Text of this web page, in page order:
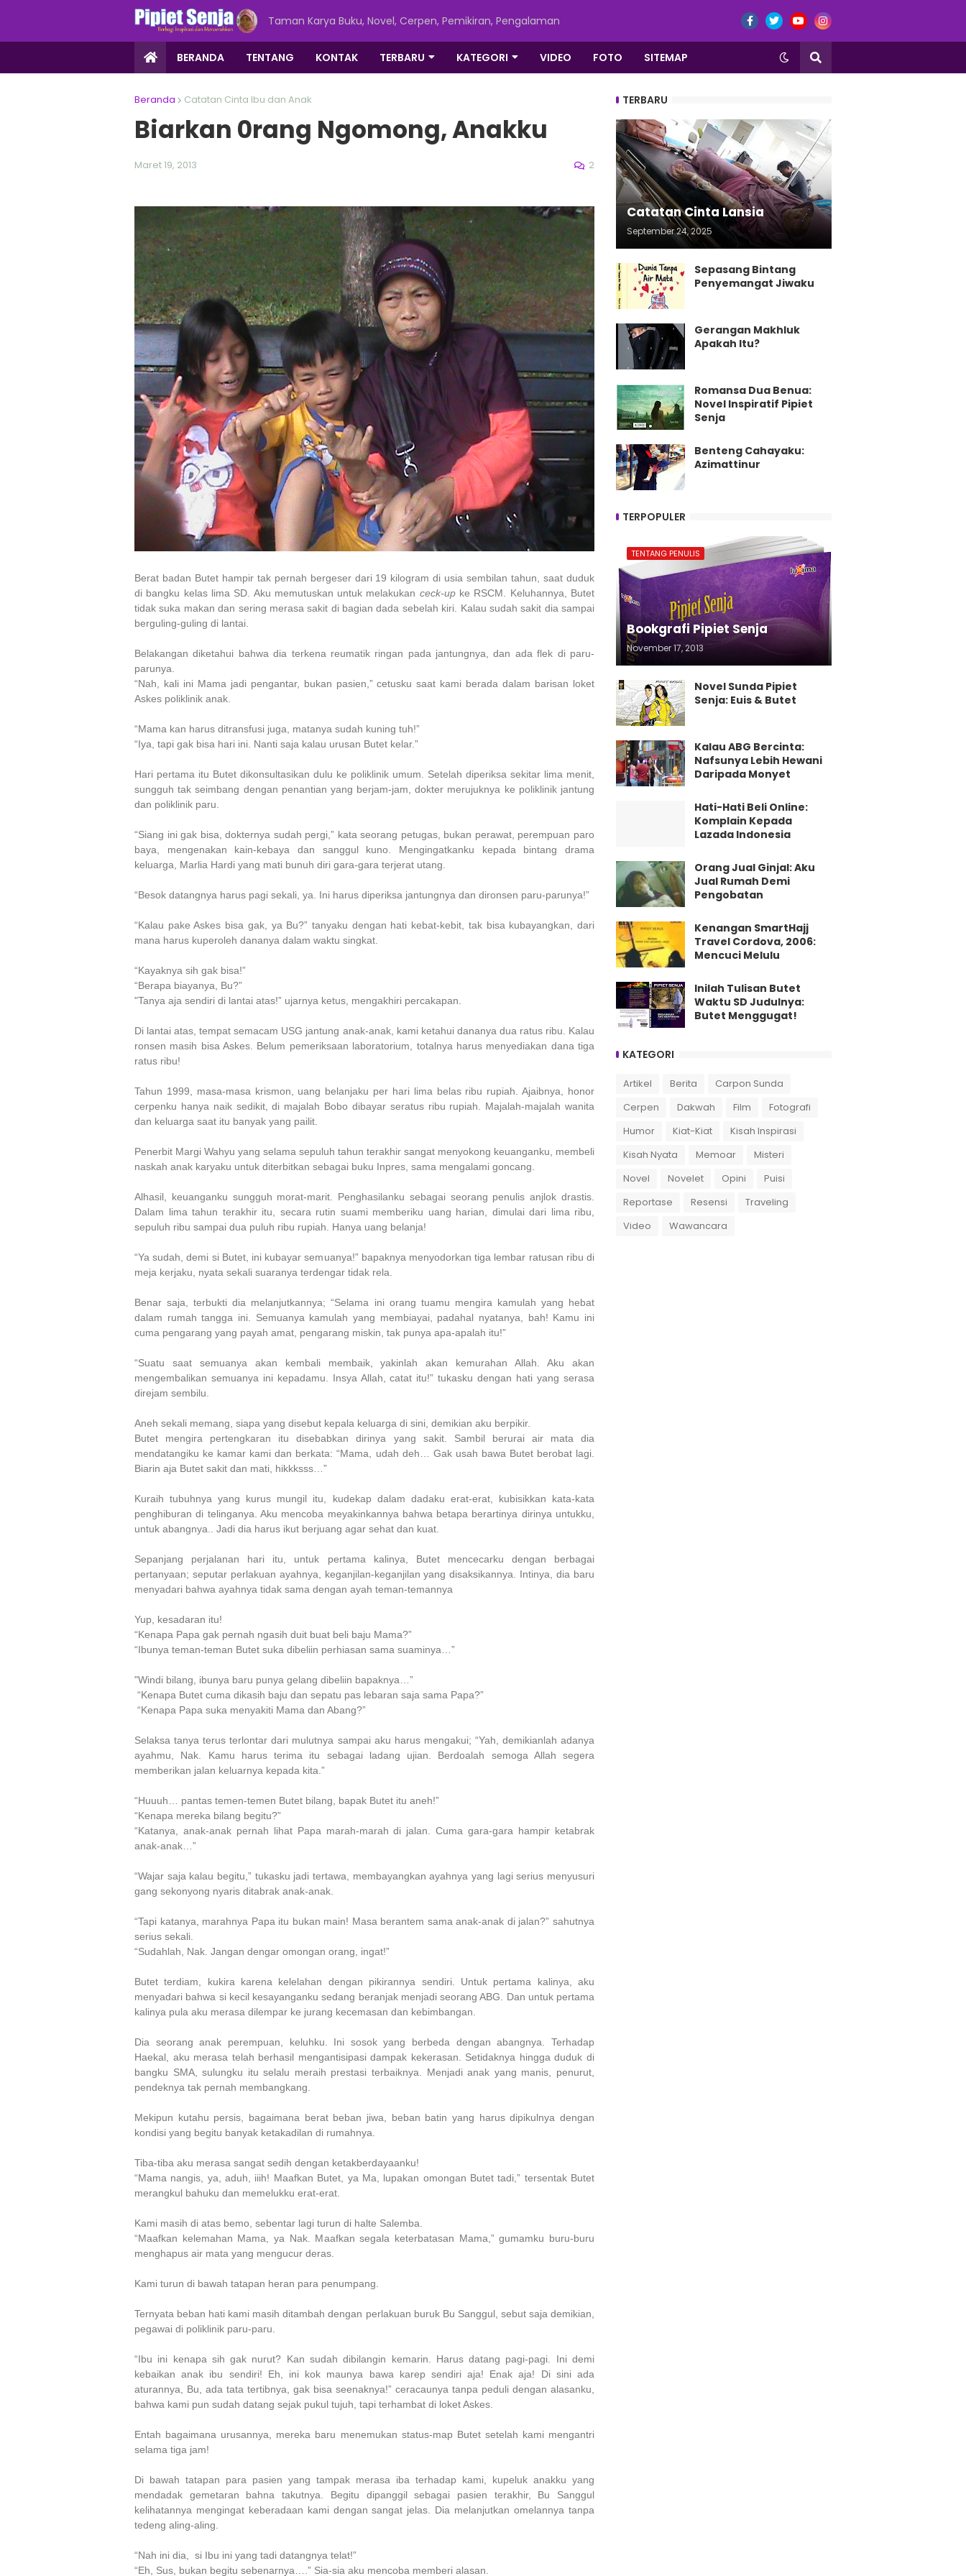
Taman Karya Buku, Novel, Cerpen, Pemikiran, Pengalaman
BERANDA TENTANG KONTAK TERBARU KATEGORI VIDEO FOTO SITEMAP
Beranda Catatan Cinta Ibu dan Anak
Biarkan 0rang Ngomong, Anakku
Maret 19, 2013 2
Berat badan Butet hampir tak pernah bergeser dari 19 kilogram di usia sembilan tahun, saat duduk
di bangku kelas lima SD. Aku memutuskan untuk melakukan ceck-upke RSCM. Keluhannya, Butet
tidak suka makan dan sering merasa sakit di bagian dada sebelah kiri. Kalau sudah sakit dia sampai
berguling-guling di lantai.
Belakangan diketahui bahwa dia terkena reumatik ringan pada jantungnya, dan ada flek di paru-
parunya.
“Nah, kali ini Mama jadi pengantar, bukan pasien,” cetusku saat kami berada dalam barisan loket
Askes poliklinik anak.
“Mama kan harus ditransfusi juga, matanya sudah kuning tuh!”
“Iya, tapi gak bisa hari ini. Nanti saja kalau urusan Butet kelar.”
Hari pertama itu Butet dikonsultasikan dulu ke poliklinik umum. Setelah diperiksa sekitar lima menit,
sungguh tak seimbang dengan penantian yang berjam-jam, dokter merujuknya ke poliklinik jantung
dan poliklinik paru.
“Siang ini gak bisa, dokternya sudah pergi,” kata seorang petugas, bukan perawat, perempuan paro
baya, mengenakan kain-kebaya dan sanggul kuno. Mengingatkanku kepada bintang drama
keluarga, Marlia Hardi yang mati bunuh diri gara-gara terjerat utang.
“Besok datangnya harus pagi sekali, ya. Ini harus diperiksa jantungnya dan dironsen paru-parunya!”
“Kalau pake Askes bisa gak, ya Bu?” tanyaku dengan hati kebat-kebit, tak bisa kubayangkan, dari
mana harus kuperoleh dananya dalam waktu singkat.
“Kayaknya sih gak bisa!”
“Berapa biayanya, Bu?”
"Tanya aja sendiri di lantai atas!” ujarnya ketus, mengakhiri percakapan.
Di lantai atas, tempat semacam USG jantung anak-anak, kami ketahui dananya dua ratus ribu. Kalau
ronsen masih bisa Askes. Belum pemeriksaan laboratorium, totalnya harus menyediakan dana tiga
ratus ribu!
Tahun 1999, masa-masa krismon, uang belanjaku per hari lima belas ribu rupiah. Ajaibnya, honor
cerpenku hanya naik sedikit, di majalah Bobo dibayar seratus ribu rupiah. Majalah-majalah wanita
dan keluarga saat itu banyak yang pailit.
Penerbit Margi Wahyu yang selama sepuluh tahun terakhir sangat menyokong keuanganku, membeli
naskah anak karyaku untuk diterbitkan sebagai buku Inpres, sama mengalami goncang.
Alhasil, keuanganku sungguh morat-marit. Penghasilanku sebagai seorang penulis anjlok drastis.
Dalam lima tahun terakhir itu, secara rutin suami memberiku uang harian, dimulai dari lima ribu,
sepuluh ribu sampai dua puluh ribu rupiah. Hanya uang belanja!
“Ya sudah, demi si Butet, ini kubayar semuanya!” bapaknya menyodorkan tiga lembar ratusan ribu di
meja kerjaku, nyata sekali suaranya terdengar tidak rela.
Benar saja, terbukti dia melanjutkannya; “Selama ini orang tuamu mengira kamulah yang hebat
dalam rumah tangga ini. Semuanya kamulah yang membiayai, padahal nyatanya, bah! Kamu ini
cuma pengarang yang payah amat, pengarang miskin, tak punya apa-apalah itu!”
“Suatu saat semuanya akan kembali membaik, yakinlah akan kemurahan Allah. Aku akan
mengembalikan semuanya ini kepadamu. Insya Allah, catat itu!” tukasku dengan hati yang serasa
direjam sembilu.
Aneh sekali memang, siapa yang disebut kepala keluarga di sini, demikian aku berpikir.
Butet mengira pertengkaran itu disebabkan dirinya yang sakit. Sambil berurai air mata dia
mendatangiku ke kamar kami dan berkata: “Mama, udah deh… Gak usah bawa Butet berobat lagi.
Biarin aja Butet sakit dan mati, hikkksss…”
Kuraih tubuhnya yang kurus mungil itu, kudekap dalam dadaku erat-erat, kubisikkan kata-kata
penghiburan di telinganya. Aku mencoba meyakinkannya bahwa betapa berartinya dirinya untukku,
untuk abangnya.. Jadi dia harus ikut berjuang agar sehat dan kuat.
Sepanjang perjalanan hari itu, untuk pertama kalinya, Butet mencecarku dengan berbagai
pertanyaan; seputar perlakuan ayahnya, keganjilan-keganjilan yang disaksikannya. Intinya, dia baru
menyadari bahwa ayahnya tidak sama dengan ayah teman-temannya
Yup, kesadaran itu!
“Kenapa Papa gak pernah ngasih duit buat beli baju Mama?”
“Ibunya teman-teman Butet suka dibeliin perhiasan sama suaminya…”
"Windi bilang, ibunya baru punya gelang dibeliin bapaknya…”
“Kenapa Butet cuma dikasih baju dan sepatu pas lebaran saja sama Papa?”
“Kenapa Papa suka menyakiti Mama dan Abang?”
Selaksa tanya terus terlontar dari mulutnya sampai aku harus mengakui; “Yah, demikianlah adanya
ayahmu, Nak. Kamu harus terima itu sebagai ladang ujian. Berdoalah semoga Allah segera
memberikan jalan keluarnya kepada kita.”
“Huuuh… pantas temen-temen Butet bilang, bapak Butet itu aneh!”
“Kenapa mereka bilang begitu?”
“Katanya, anak-anak pernah lihat Papa marah-marah di jalan. Cuma gara-gara hampir ketabrak
anak-anak…”
“Wajar saja kalau begitu,” tukasku jadi tertawa, membayangkan ayahnya yang lagi serius menyusuri
gang sekonyong nyaris ditabrak anak-anak.
“Tapi katanya, marahnya Papa itu bukan main! Masa berantem sama anak-anak di jalan?” sahutnya
serius sekali.
“Sudahlah, Nak. Jangan dengar omongan orang, ingat!”
Butet terdiam, kukira karena kelelahan dengan pikirannya sendiri. Untuk pertama kalinya, aku
menyadari bahwa si kecil kesayanganku sedang beranjak menjadi seorang ABG. Dan untuk pertama
kalinya pula aku merasa dilempar ke jurang kecemasan dan kebimbangan.
Dia seorang anak perempuan, keluhku. Ini sosok yang berbeda dengan abangnya. Terhadap
Haekal, aku merasa telah berhasil mengantisipasi dampak kekerasan. Setidaknya hingga duduk di
bangku SMA, sulungku itu selalu meraih prestasi terbaiknya. Menjadi anak yang manis, penurut,
pendeknya tak pernah membangkang.
Mekipun kutahu persis, bagaimana berat beban jiwa, beban batin yang harus dipikulnya dengan
kondisi yang begitu banyak ketakadilan di rumahnya.
Tiba-tiba aku merasa sangat sedih dengan ketakberdayaanku!
“Mama nangis, ya, aduh, iiih! Maafkan Butet, ya Ma, lupakan omongan Butet tadi,” tersentak Butet
merangkul bahuku dan memelukku erat-erat.
Kami masih di atas bemo, sebentar lagi turun di halte Salemba.
“Maafkan kelemahan Mama, ya Nak. Maafkan segala keterbatasan Mama,” gumamku buru-buru
menghapus air mata yang mengucur deras.
Kami turun di bawah tatapan heran para penumpang.
Ternyata beban hati kami masih ditambah dengan perlakuan buruk Bu Sanggul, sebut saja demikian,
pegawai di poliklinik paru-paru.
“Ibu ini kenapa sih gak nurut? Kan sudah dibilangin kemarin. Harus datang pagi-pagi. Ini demi
kebaikan anak ibu sendiri! Eh, ini kok maunya bawa karep sendiri aja! Enak aja! Di sini ada
aturannya, Bu, ada tata tertibnya, gak bisa seenaknya!” ceracaunya tanpa peduli dengan alasanku,
bahwa kami pun sudah datang sejak pukul tujuh, tapi terhambat di loket Askes.
Entah bagaimana urusannya, mereka baru menemukan status-map Butet setelah kami mengantri
selama tiga jam!
Di bawah tatapan para pasien yang tampak merasa iba terhadap kami, kupeluk anakku yang
mendadak gemetaran bahna takutnya. Begitu dipanggil sebagai pasien terakhir, Bu Sanggul
kelihatannya mengingat keberadaan kami dengan sangat jelas. Dia melanjutkan omelannya tanpa
tedeng aling-aling.
“Nah ini dia,
si Ibu ini yang tadi datangnya telat!”
“Eh, Sus, bukan begitu sebenarnya….” Sia-sia aku mencoba memberi alasan.
TERBARU
Catatan Cinta Lansia
September 24, 2025
Sepasang Bintang
Penyemangat Jiwaku
Gerangan Makhluk
Apakah Itu?
Romansa Dua Benua:
Novel Inspiratif Pipiet
Senja
Benteng Cahayaku:
Azimattinur
TERPOPULER
TENTANG PENULIS
Bookgrafi Pipiet Senja
November 17, 2013
Novel Sunda Pipiet
Senja: Euis & Butet
Kalau ABG Bercinta:
Nafsunya Lebih Hewani
Daripada Monyet
Hati-Hati Beli Online:
Komplain Kepada
Lazada Indonesia
Orang Jual Ginjal: Aku
Jual Rumah Demi
Pengobatan
Kenangan SmartHajj
Travel Cordova, 2006:
Mencuci Melulu
Inilah Tulisan Butet
Waktu SD Judulnya:
Butet Menggugat!
KATEGORI
Artikel Berita
Carpon Sunda
Cerpen
Dakwah Film
Fotografi
Humor
Kiat-Kiat
Kisah Inspirasi
Kisah Nyata
Memoar
Misteri
Novel
Novelet Opini
Puisi
Reportase
Resensi
Traveling
Video
Wawancara